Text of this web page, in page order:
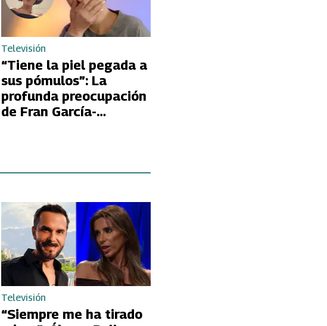
Televisión
“Tiene la piel pegada a
sus pómulos”: La
profunda preocupación
de Fran García-
Televisión
“Siempre me ha tirado